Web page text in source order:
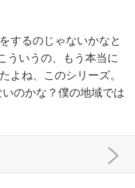
するのじゃないかなと
ういうの、もう本当に
よね、このシリーズ。
のかな？僕の地域では